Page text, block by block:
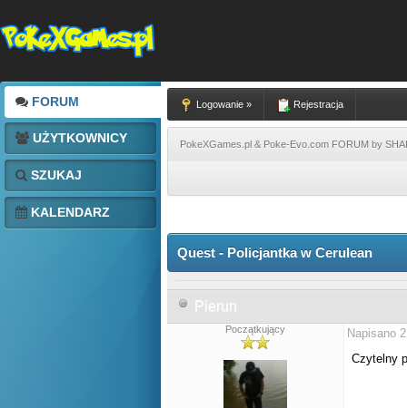
FORUM
UŻYTKOWNICY
SZUKAJ
KALENDARZ
Logowanie » Rejestracja
PokeXGames.pl & Poke-Evo.com FORUM by
Quest - Policjantka w Cerulean
Pierun
Początkujący
Napisano
Czytelny